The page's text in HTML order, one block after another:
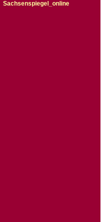
Sachsenspiegel_online